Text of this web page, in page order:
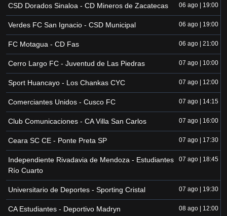
CSD Dorados Sinaloa - CD Mineros de Zacatecas 06 ago | 19:00
Verdes FC San Ignacio - CSD Municipal 06 ago | 19:00
FC Motagua - CD Fas 06 ago | 21:00
Cerro Largo FC - Juventud de Las Piedras 07 ago | 10:00
Sport Huancayo - Los Chankas CYC 07 ago | 12:00
Comerciantes Unidos - Cusco FC 07 ago | 14:15
Club Comunicaciones - CA Villa San Carlos 07 ago | 16:00
Ceara SC CE - Ponte Preta SP 07 ago | 17:30
Independiente Rivadavia de Mendoza - Estudiantes
Río Cuarto
07 ago | 18:45
Universitario de Deportes - Sporting Cristal 07 ago | 19:30
CA Estudiantes - Deportivo Madryn 08 ago | 12:00